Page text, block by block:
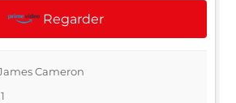
Regarder
Cameron